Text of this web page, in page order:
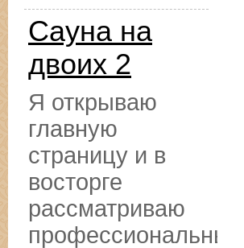
Сауна на
двоих 2
Я открываю
главную
страницу и в
восторге
рассматриваю
профессиональные